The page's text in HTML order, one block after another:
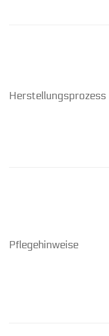
Herstellungsprozess
Pflegehinweise